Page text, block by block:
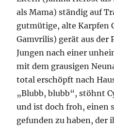
als Mama) ständig auf
gutmütige, alte Karpfen
Gamvrilis) gerät aus der
Jungen nach einer
mit dem grausigen
total erschöpft nach
„Blubb, blubb“, stöhnt
und ist doch froh, einen
gefunden zu haben, der